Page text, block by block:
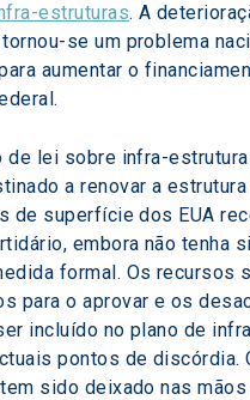
estruturas. A
se um problema
aumentar o
de lei sobre infra-
a renovar a
de superfície dos EUA
embora não tenha
formal. Os recursos
para o aprovar e os
incluído no plano de
pontos de discórdia.
sido deixado nas